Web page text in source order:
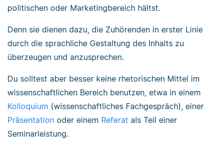
politischen oder Marketingbereich hältst.
Denn sie dienen dazu, die Zuhörenden in erster Linie
durch die sprachliche Gestaltung des Inhalts zu
überzeugen und anzusprechen.
Du solltest aber besser keine rhetorischen Mittel im
wissenschaftlichen Bereich benutzen, etwa in einem
Kolloquium (wissenschaftliches Fachgespräch), einer
Präsentation oder einem Referat als Teil einer
Seminarleistung.